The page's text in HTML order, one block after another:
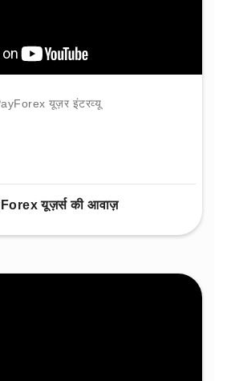
यूज़र इंटरव्यू
यूज़र्स की आवाज़